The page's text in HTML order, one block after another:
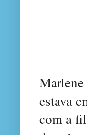
estava
com a